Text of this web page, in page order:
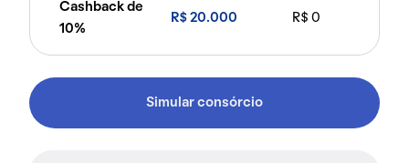
Cashback de
10%
R$ 20.000 R$ 0
Simular consórcio